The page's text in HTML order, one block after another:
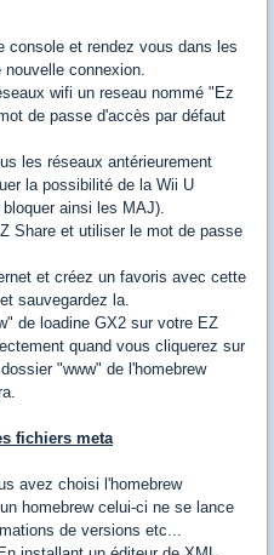
console et rendez vous dans les
connexion.
wifi un reseau nommé " Ez
mot de passe d'accès par défaut
les réseaux antérieurement
la possibilité de la Wii U
bloquer ainsi les MAJ).
Share et utiliser le mot de passe
et créez un favoris avec cette
et sauvegardez la.
de loadine GX2 sur votre EZ
quand vous cliquerez sur
"www" de l'homebrew
fichiers meta
avez choisi l'homebrew
homebrew celui-ci ne se lance
de versions etc...